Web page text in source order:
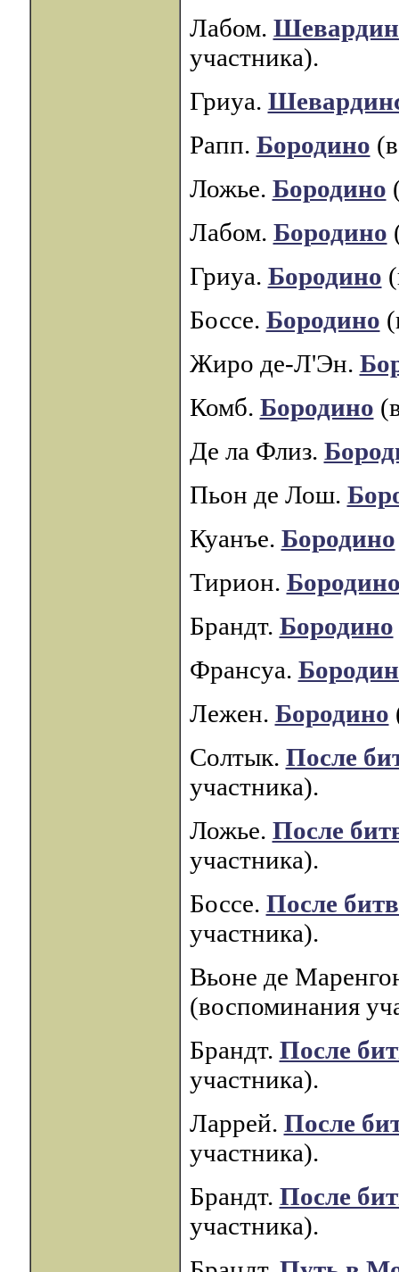
Лабом.
участника).
Гриуа.
Рапп. Бородино
Ложье. Бородино
Лабом. Бородино
Гриуа. Бородино
Боссе. Бородино
Жиро де-Л'Эн.
Комб. Бородино
Де ла Флиз.
Пьон де Лош.
Куанъе. Бородино
Тирион.
Брандт. Бородино
Франсуа.
Лежен. Бородино
Солтык. После
участника).
Ложье. После
участника).
Боссе. После
участника).
Вьоне де
(воспоминания
Брандт. После
участника).
Ларрей. После
участника).
Брандт. После
участника).